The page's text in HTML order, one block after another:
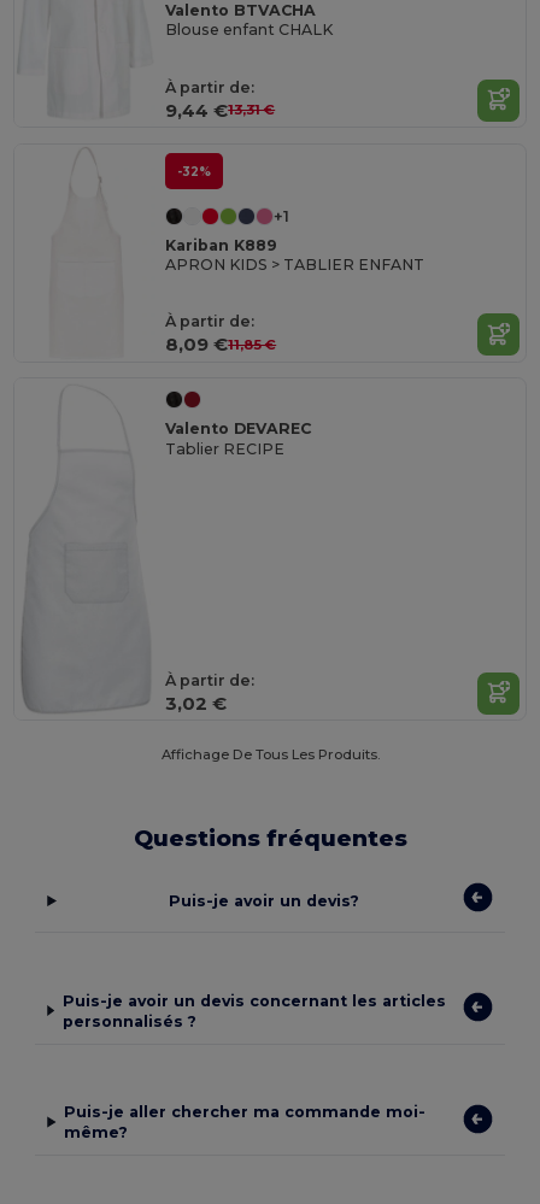
Valento BTVACHA
Blouse enfant CHALK
À partir de:
9,44 €13,31 €
-32%
+1
Kariban K889
APRON KIDS > TABLIER ENFANT
À partir de:
8,09 €11,85 €
Valento DEVAREC
Tablier RECIPE
À partir de:
3,02 €
Affichage De Tous Les Produits.
Questions fréquentes
Puis-je avoir un devis?
Puis-je avoir un devis concernant les articles
personnalisés ?
Puis-je aller chercher ma commande moi-
même?